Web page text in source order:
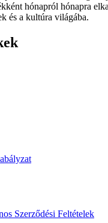
hónapról hónapra
és a kultúra világába.
Szerződési Feltételek